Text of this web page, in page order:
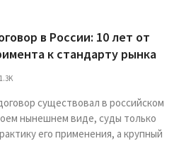
в России: 10 лет от
к стандарту рынка
1.3K
существовал в российском
нынешнем виде, суды только
его применения, а крупный